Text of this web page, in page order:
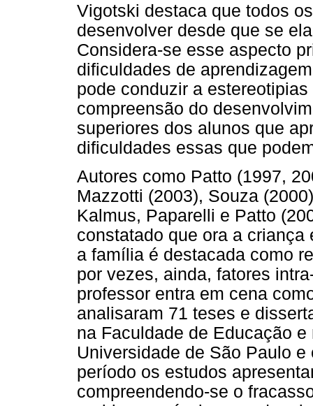
Vigotski destaca que todos
desenvolver desde que se
Considera-se esse aspecto
dificuldades de
pode conduzir a
compreensão do
superiores dos alunos que
dificuldades essas que
Autores como Patto (1997,
Mazzotti (2003), Souza
Kalmus, Paparelli e Patto
constatado que ora a
a família é destacada como
por vezes, ainda, fatores
professor entra em cena
analisaram 71 teses e
na Faculdade de Educação
Universidade de São Paulo
período os estudos
compreendendo-se o